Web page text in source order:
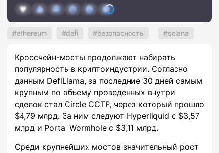
ethereum defi безопасность solana
Кроссчейн-мосты продолжают набирать
популярность в криптоиндустрии. Согласно
данным DefiLlama, за последние 30 дней самым
крупным по объему проведенных внутри
сделок стал Circle CCTP, через который прошло
$4,79 млрд. За ним следуют Hyperliquid с $3,57
млрд и Portal Wormhole с $3,11 млрд.
Среди крупнейших мостов значительный рост